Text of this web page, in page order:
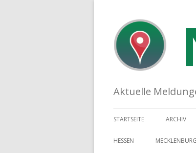
Aktuelle
STARTSEITE ARCHIV
HESSEN